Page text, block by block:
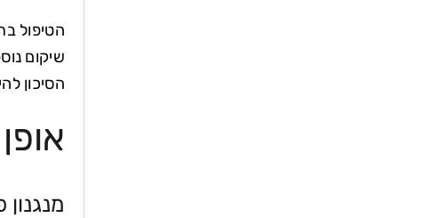
הטיפול
שיקום
הסיכון
מנגנון